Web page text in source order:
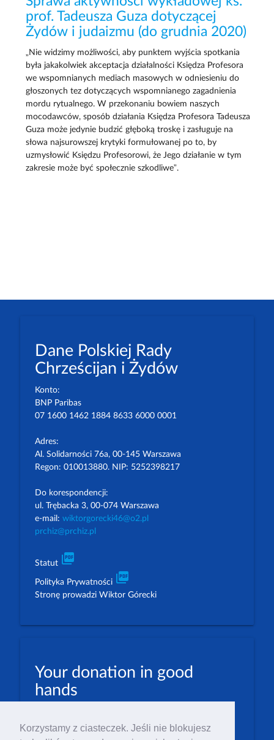
Korzystamy z ciasteczek. Jeśli nie blokujesz
prof. Tadeusza Guza dotyczącej
Żydów i judaizmu (do grudnia 2020)
„Nie widzimy możliwości, aby punktem wyjścia spotkania
była jakakolwiek akceptacja działalności Księdza Profesora
we wspomnianych mediach masowych w odniesieniu do
głoszonych tez dotyczących wspomnianego zagadnienia
mordu rytualnego. W przekonaniu bowiem naszych
mocodawców, sposób działania Księdza Profesora Tadeusza
Guza może jedynie budzić głęboką troskę i zasługuje na
słowa najsurowszej krytyki formułowanej po to, by
uzmysłowić Księdzu Profesorowi, że Jego działanie w tym
zakresie może być społecznie szkodliwe”.
Dane Polskiej Rady
Chrześcijan i Żydów
Konto:
BNP Paribas
07 1600 1462 1884 8633 6000 0001
Adres:
Al. Solidarności 76a, 00-145 Warszawa
Regon: 010013880. NIP: 5252398217
Do korespondencji:
ul. Trębacka 3, 00-074 Warszawa
e-mail: wiktorgorecki46@o2.pl
prchiz@prchiz.pl
Statut picture_as_pdf
Polityka Prywatności picture_as_pdf
Stronę prowadzi Wiktor Górecki
Your donation in good
hands
EUR: 23 1600 1462 1884 8633 6000 0004